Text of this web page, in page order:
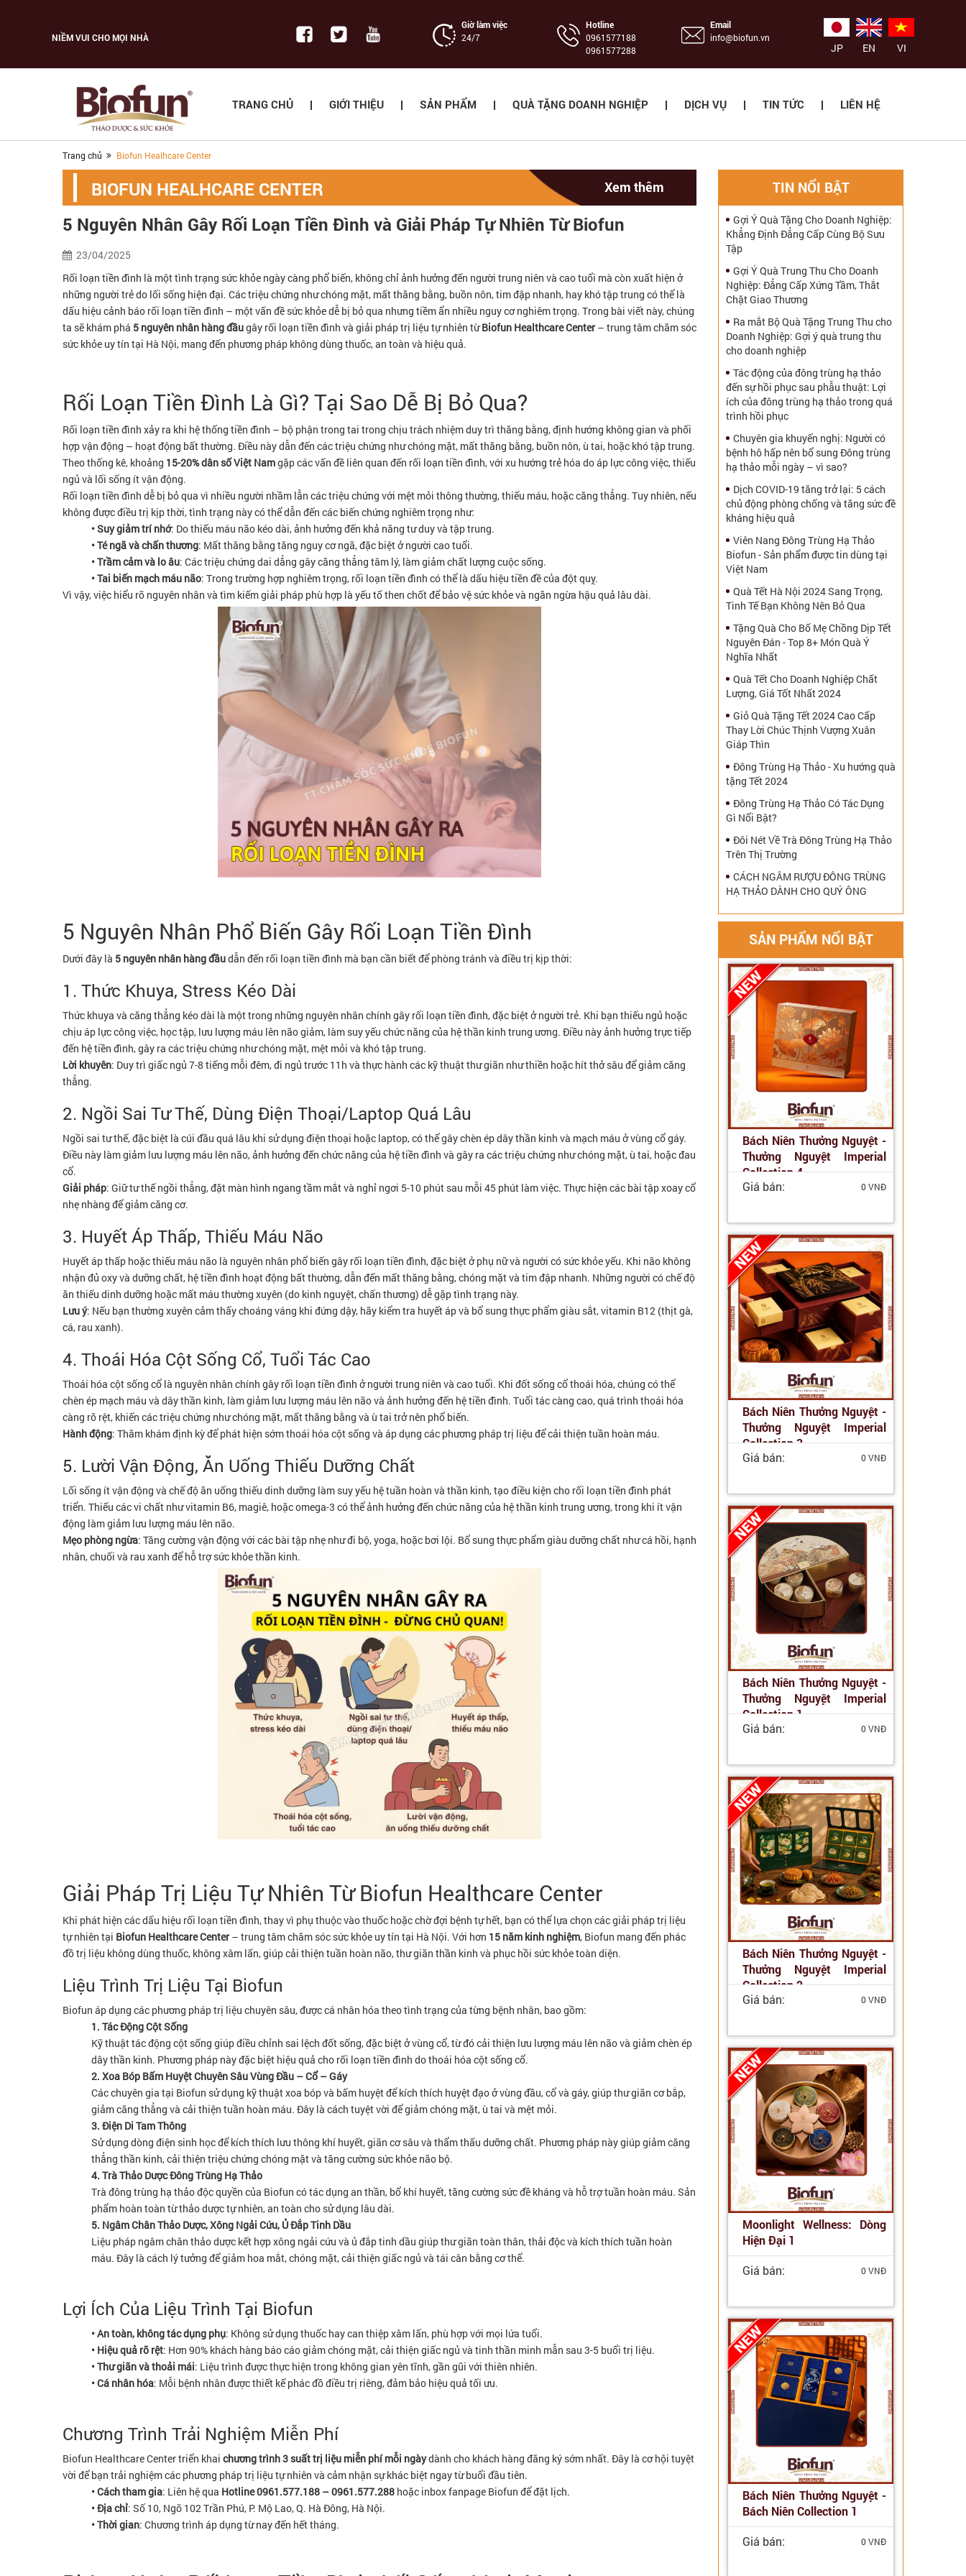
NIỀM VUI CHO MỌI NHÀ
Giờ làm việc
24/7
Hotline
‭0961577188
0961577288
Email
info@biofun.vn
VI
EN
JP
TRANG CHỦ GIỚI THIỆU SẢN PHẨM QUÀ TẶNG DOANH NGHIỆP DỊCH VỤ TIN TỨC LIÊN HỆ
Trang chủ Biofun Healhcare Center
BIOFUN HEALHCARE CENTER Xem thêm
5 Nguyên Nhân Gây Rối Loạn Tiền Đình và Giải Pháp Tự Nhiên Từ Biofun
23/04/2025
Rối loạn tiền đình là một tình trạng sức khỏe ngày càng phổ biến, không chỉ ảnh hưởng đến người trung niên và cao tuổi mà còn xuất hiện ở
những người trẻ do lối sống hiện đại. Các triệu chứng như chóng mặt, mất thăng bằng, buồn nôn, tim đập nhanh, hay khó tập trung có thể là
dấu hiệu cảnh báo rối loạn tiền đình – một vấn đề sức khỏe dễ bị bỏ qua nhưng tiềm ẩn nhiều nguy cơ nghiêm trọng. Trong bài viết này, chúng
ta sẽ khám phá 5 nguyên nhân hàng đầugây rối loạn tiền đình và giải pháp trị liệu tự nhiên từBiofun Healthcare Center– trung tâm chăm sóc
sức khỏe uy tín tại Hà Nội, mang đến phương pháp không dùng thuốc, an toàn và hiệu quả.
Rối Loạn Tiền Đình Là Gì? Tại Sao Dễ Bị Bỏ Qua?
Rối loạn tiền đình xảy ra khi hệ thống tiền đình – bộ phận trong tai trong chịu trách nhiệm duy trì thăng bằng, định hướng không gian và phối
hợp vận động – hoạt động bất thường. Điều này dẫn đến các triệu chứng như chóng mặt, mất thăng bằng, buồn nôn, ù tai, hoặc khó tập trung.
Theo thống kê, khoảng 15-20% dân số Việt Namgặp các vấn đề liên quan đến rối loạn tiền đình, với xu hướng trẻ hóa do áp lực công việc, thiếu
ngủ và lối sống ít vận động.
Rối loạn tiền đình dễ bị bỏ qua vì nhiều người nhầm lẫn các triệu chứng với mệt mỏi thông thường, thiếu máu, hoặc căng thẳng. Tuy nhiên, nếu
không được điều trị kịp thời, tình trạng này có thể dẫn đến các biến chứng nghiêm trọng như:
• Suy giảm trí nhớ: Do thiếu máu não kéo dài, ảnh hưởng đến khả năng tư duy và tập trung.
• Té ngã và chấn thương: Mất thăng bằng tăng nguy cơ ngã, đặc biệt ở người cao tuổi.
• Trầm cảm và lo âu: Các triệu chứng dai dẳng gây căng thẳng tâm lý, làm giảm chất lượng cuộc sống.
• Tai biến mạch máu não: Trong trường hợp nghiêm trọng, rối loạn tiền đình có thể là dấu hiệu tiền đề của đột quỵ.
Vì vậy, việc hiểu rõ nguyên nhân và tìm kiếm giải pháp phù hợp là yếu tố then chốt để bảo vệ sức khỏe và ngăn ngừa hậu quả lâu dài.
5 Nguyên Nhân Phổ Biến Gây Rối Loạn Tiền Đình
Dưới đây là 5 nguyên nhân hàng đầudẫn đến rối loạn tiền đình mà bạn cần biết để phòng tránh và điều trị kịp thời:
1. Thức Khuya, Stress Kéo Dài
Thức khuya và căng thẳng kéo dài là một trong những nguyên nhân chính gây rối loạn tiền đình, đặc biệt ở người trẻ. Khi bạn thiếu ngủ hoặc
chịu áp lực công việc, học tập, lưu lượng máu lên não giảm, làm suy yếu chức năng của hệ thần kinh trung ương. Điều này ảnh hưởng trực tiếp
đến hệ tiền đình, gây ra các triệu chứng như chóng mặt, mệt mỏi và khó tập trung.
Lời khuyên: Duy trì giấc ngủ 7-8 tiếng mỗi đêm, đi ngủ trước 11h và thực hành các kỹ thuật thư giãn như thiền hoặc hít thở sâu để giảm căng
thẳng.
2. Ngồi Sai Tư Thế, Dùng Điện Thoại/Laptop Quá Lâu
Ngồi sai tư thế, đặc biệt là cúi đầu quá lâu khi sử dụng điện thoại hoặc laptop, có thể gây chèn ép dây thần kinh và mạch máu ở vùng cổ gáy.
Điều này làm giảm lưu lượng máu lên não, ảnh hưởng đến chức năng của hệ tiền đình và gây ra các triệu chứng như chóng mặt, ù tai, hoặc đau
cổ.
Giải pháp: Giữ tư thế ngồi thẳng, đặt màn hình ngang tầm mắt và nghỉ ngơi 5-10 phút sau mỗi 45 phút làm việc. Thực hiện các bài tập xoay cổ
nhẹ nhàng để giảm căng cơ.
3. Huyết Áp Thấp, Thiếu Máu Não
Huyết áp thấp hoặc thiếu máu não là nguyên nhân phổ biến gây rối loạn tiền đình, đặc biệt ở phụ nữ và người có sức khỏe yếu. Khi não không
nhận đủ oxy và dưỡng chất, hệ tiền đình hoạt động bất thường, dẫn đến mất thăng bằng, chóng mặt và tim đập nhanh. Những người có chế độ
ăn thiếu dinh dưỡng hoặc mất máu thường xuyên (do kinh nguyệt, chấn thương) dễ gặp tình trạng này.
Lưu ý: Nếu bạn thường xuyên cảm thấy choáng váng khi đứng dậy, hãy kiểm tra huyết áp và bổ sung thực phẩm giàu sắt, vitamin B12 (thịt gà,
cá, rau xanh).
4. Thoái Hóa Cột Sống Cổ, Tuổi Tác Cao
Thoái hóa cột sống cổ là nguyên nhân chính gây rối loạn tiền đình ở người trung niên và cao tuổi. Khi đốt sống cổ thoái hóa, chúng có thể
chèn ép mạch máu và dây thần kinh, làm giảm lưu lượng máu lên não và ảnh hưởng đến hệ tiền đình. Tuổi tác càng cao, quá trình thoái hóa
càng rõ rệt, khiến các triệu chứng như chóng mặt, mất thăng bằng và ù tai trở nên phổ biến.
Hành động: Thăm khám định kỳ để phát hiện sớm thoái hóa cột sống và áp dụng các phương pháp trị liệu để cải thiện tuần hoàn máu.
5. Lười Vận Động, Ăn Uống Thiếu Dưỡng Chất
Lối sống ít vận động và chế độ ăn uống thiếu dinh dưỡng làm suy yếu hệ tuần hoàn và thần kinh, tạo điều kiện cho rối loạn tiền đình phát
triển. Thiếu các vi chất như vitamin B6, magiê, hoặc omega-3 có thể ảnh hưởng đến chức năng của hệ thần kinh trung ương, trong khi ít vận
động làm giảm lưu lượng máu lên não.
Mẹo phòng ngừa: Tăng cường vận động với các bài tập nhẹ như đi bộ, yoga, hoặc bơi lội. Bổ sung thực phẩm giàu dưỡng chất như cá hồi, hạnh
nhân, chuối và rau xanh để hỗ trợ sức khỏe thần kinh.
Giải Pháp Trị Liệu Tự Nhiên Từ Biofun Healthcare Center
Khi phát hiện các dấu hiệu rối loạn tiền đình, thay vì phụ thuộc vào thuốc hoặc chờ đợi bệnh tự hết, bạn có thể lựa chọn các giải pháp trị liệu
tự nhiên tại Biofun Healthcare Center– trung tâm chăm sóc sức khỏe uy tín tại Hà Nội. Với hơn 15 năm kinh nghiệm, Biofun mang đến phác
đồ trị liệu không dùng thuốc, không xâm lấn, giúp cải thiện tuần hoàn não, thư giãn thần kinh và phục hồi sức khỏe toàn diện.
Liệu Trình Trị Liệu Tại Biofun
Biofun áp dụng các phương pháp trị liệu chuyên sâu, được cá nhân hóa theo tình trạng của từng bệnh nhân, bao gồm:
1. Tác Động Cột Sống
Kỹ thuật tác động cột sống giúp điều chỉnh sai lệch đốt sống, đặc biệt ở vùng cổ, từ đó cải thiện lưu lượng máu lên não và giảm chèn ép
dây thần kinh. Phương pháp này đặc biệt hiệu quả cho rối loạn tiền đình do thoái hóa cột sống cổ.
2. Xoa Bóp Bấm Huyệt Chuyên Sâu Vùng Đầu – Cổ – Gáy
Các chuyên gia tại Biofun sử dụng kỹ thuật xoa bóp và bấm huyệt để kích thích huyệt đạo ở vùng đầu, cổ và gáy, giúp thư giãn cơ bắp,
giảm căng thẳng và cải thiện tuần hoàn máu. Đây là cách tuyệt vời để giảm chóng mặt, ù tai và mệt mỏi.
3. Điện Di Tam Thông
Sử dụng dòng điện sinh học để kích thích lưu thông khí huyết, giãn cơ sâu và thẩm thấu dưỡng chất. Phương pháp này giúp giảm căng
thẳng thần kinh, cải thiện triệu chứng chóng mặt và tăng cường sức khỏe não bộ.
4. Trà Thảo Dược Đông Trùng Hạ Thảo
Trà đông trùng hạ thảo độc quyền của Biofun có tác dụng an thần, bổ khí huyết, tăng cường sức đề kháng và hỗ trợ tuần hoàn máu. Sản
phẩm hoàn toàn từ thảo dược tự nhiên, an toàn cho sử dụng lâu dài.
5. Ngâm Chân Thảo Dược, Xông Ngải Cứu, Ủ Đắp Tinh Dầu
Liệu pháp ngâm chân thảo dược kết hợp xông ngải cứu và ủ đắp tinh dầu giúp thư giãn toàn thân, thải độc và kích thích tuần hoàn
máu. Đây là cách lý tưởng để giảm hoa mắt, chóng mặt, cải thiện giấc ngủ và tái cân bằng cơ thể.
Lợi Ích Của Liệu Trình Tại Biofun
• An toàn, không tác dụng phụ: Không sử dụng thuốc hay can thiệp xâm lấn, phù hợp với mọi lứa tuổi.
• Hiệu quả rõ rệt: Hơn 90% khách hàng báo cáo giảm chóng mặt, cải thiện giấc ngủ và tinh thần minh mẫn sau 3-5 buổi trị liệu.
• Thư giãn và thoải mái: Liệu trình được thực hiện trong không gian yên tĩnh, gần gũi với thiên nhiên.
• Cá nhân hóa: Mỗi bệnh nhân được thiết kế phác đồ điều trị riêng, đảm bảo hiệu quả tối ưu.
Chương Trình Trải Nghiệm Miễn Phí
Biofun Healthcare Center triển khai chương trình 3 suất trị liệu miễn phí mỗi ngàydành cho khách hàng đăng ký sớm nhất. Đây là cơ hội tuyệt
vời để bạn trải nghiệm các phương pháp trị liệu tự nhiên và cảm nhận sự khác biệt ngay từ buổi đầu tiên.
• Cách tham gia: Liên hệ qua Hotline 0961.577.188 – 0961.577.288 hoặc inbox fanpage Biofun để đặt lịch.
• Địa chỉ: Số 10, Ngõ 102 Trần Phú, P. Mộ Lao, Q. Hà Đông, Hà Nội.
• Thời gian: Chương trình áp dụng từ nay đến hết tháng.
TIN NỔI BẬT
Gợi Ý Quà Tặng Cho Doanh Nghiệp:
Khẳng Định Đẳng Cấp Cùng Bộ Sưu
Tập
Gợi Ý Quà Trung Thu Cho Doanh
Nghiệp: Đẳng Cấp Xứng Tầm, Thắt
Chặt Giao Thương
Ra mắt Bộ Quà Tặng Trung Thu cho
Doanh Nghiệp: Gợi ý quà trung thu
cho doanh nghiệp
Tác động của đông trùng hạ thảo
đến sự hồi phục sau phẫu thuật: Lợi
ích của đông trùng hạ thảo trong quá
trình hồi phục
Chuyên gia khuyến nghị: Người có
bệnh hô hấp nên bổ sung Đông trùng
hạ thảo mỗi ngày – vì sao?
Dịch COVID-19 tăng trở lại: 5 cách
chủ động phòng chống và tăng sức đề
kháng hiệu quả
Viên Nang Đông Trùng Hạ Thảo
Biofun - Sản phẩm được tin dùng tại
Việt Nam
Quà Tết Hà Nội 2024 Sang Trọng,
Tinh Tế Bạn Không Nên Bỏ Qua
Tặng Quà Cho Bố Mẹ Chồng Dịp Tết
Nguyên Đán - Top 8+ Món Quà Ý
Nghĩa Nhất
Quà Tết Cho Doanh Nghiệp Chất
Lượng, Giá Tốt Nhất 2024
Giỏ Quà Tặng Tết 2024 Cao Cấp
Thay Lời Chúc Thịnh Vượng Xuân
Giáp Thìn
Đông Trùng Hạ Thảo - Xu hướng quà
tặng Tết 2024
Đông Trùng Hạ Thảo Có Tác Dụng
Gì Nổi Bật?
Đôi Nét Về Trà Đông Trùng Hạ Thảo
Trên Thị Trường
CÁCH NGÂM RƯỢU ĐÔNG TRÙNG
HẠ THẢO DÀNH CHO QUÝ ÔNG
SẢN PHẨM NỔI BẬT
Bách Niên Thưởng Nguyệt -
Thưởng Nguyệt Imperial
Collection 4
Giá bán:
0 VNĐ
Bách Niên Thưởng Nguyệt -
Thưởng Nguyệt Imperial
Collection 3
Giá bán:
0 VNĐ
Bách Niên Thưởng Nguyệt -
Thưởng Nguyệt Imperial
Collection 1
Giá bán:
0 VNĐ
Bách Niên Thưởng Nguyệt -
Thưởng Nguyệt Imperial
Collection 2
Giá bán:
0 VNĐ
Moonlight Wellness: Dòng
Hiện Đại 1
Giá bán:
0 VNĐ
Bách Niên Thưởng Nguyệt -
Bách Niên Collection 1
Giá bán:
0 VNĐ